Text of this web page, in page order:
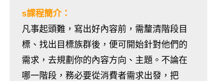
s課程簡介：
凡事起頭難，寫出好內容前，需釐清階段目
標、找出目標族群後，便可開始針對他們的
需求，去規劃你的內容方向、主題。不論在
哪一階段，務必要從消費者需求出發，把